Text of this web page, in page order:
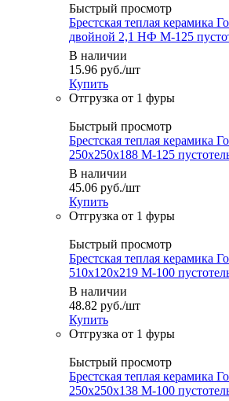
Быстрый просмотр
Брестская теплая керамика
двойной 2,1 НФ М-125
В наличии
15.96 руб./шт
Купить
Быстрый просмотр
Брестская теплая керамика
250х250х188 М-125
В наличии
45.06 руб./шт
Купить
Быстрый просмотр
Брестская теплая керамика
510х120х219 М-100
В наличии
48.82 руб./шт
Купить
Быстрый просмотр
Брестская теплая керамика
250х250х138 М-100